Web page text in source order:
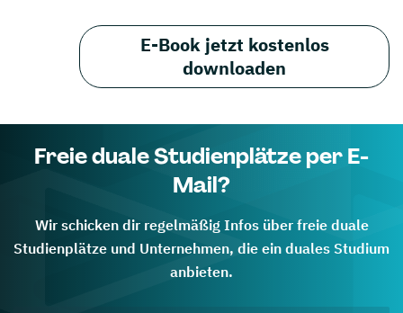
E-Book jetzt kostenlos
downloaden
Freie duale Studienplätze per E-
Mail?
Wir schicken dir regelmäßig Infos über freie duale
Studienplätze und Unternehmen, die ein duales Studium
anbieten.